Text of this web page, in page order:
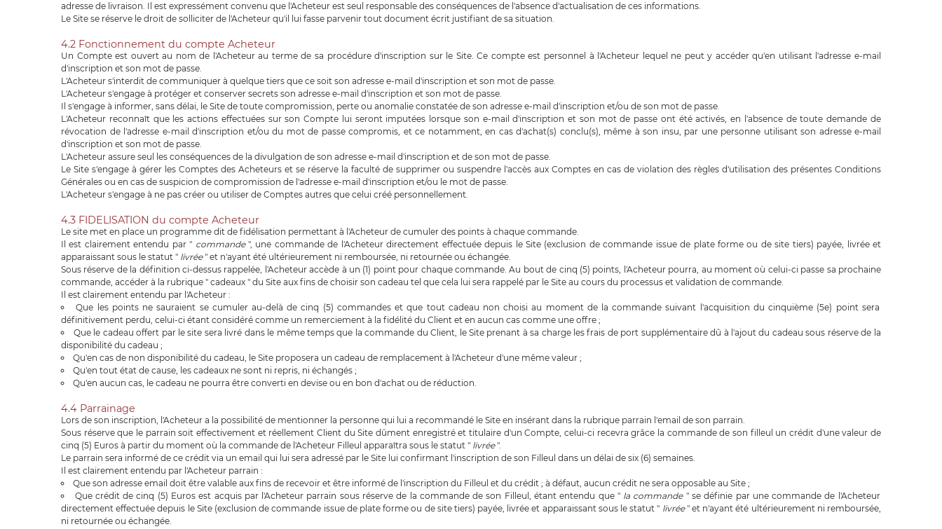
adresse de livraison. Il est expressément convenu que l'Acheteur est seul responsable des conséquences de l'absence d'actualisation de ces informations.
Le Site se réserve le droit de solliciter de l'Acheteur qu'il lui fasse parvenir tout document écrit justifiant de sa situation.
4.2 Fonctionnement du compte Acheteur
Un Compte est ouvert au nom de l'Acheteur au terme de sa procédure d'inscription sur le Site. Ce compte est personnel à l'Acheteur lequel ne peut y accéder qu'en utilisant l'adresse e-mail
d'inscription et son mot de passe.
L'Acheteur s'interdit de communiquer à quelque tiers que ce soit son adresse e-mail d'inscription et son mot de passe.
L'Acheteur s'engage à protéger et conserver secrets son adresse e-mail d'inscription et son mot de passe.
Il s'engage à informer, sans délai, le Site de toute compromission, perte ou anomalie constatée de son adresse e-mail d'inscription et/ou de son mot de passe.
L'Acheteur reconnaît que les actions effectuées sur son Compte lui seront imputées lorsque son e-mail d'inscription et son mot de passe ont été activés, en l'absence de toute demande de
révocation de l'adresse e-mail d'inscription et/ou du mot de passe compromis, et ce notamment, en cas d'achat(s) conclu(s), même à son insu, par une personne utilisant son adresse e-mail
d'inscription et son mot de passe.
L'Acheteur assure seul les conséquences de la divulgation de son adresse e-mail d'inscription et de son mot de passe.
Le Site s'engage à gérer les Comptes des Acheteurs et se réserve la faculté de supprimer ou suspendre l'accès aux Comptes en cas de violation des règles d'utilisation des présentes Conditions
Générales ou en cas de suspicion de compromission de l'adresse e-mail d'inscription et/ou le mot de passe.
L'Acheteur s'engage à ne pas créer ou utiliser de Comptes autres que celui créé personnellement.
4.3 FIDELISATION du compte Acheteur
Le site met en place un programme dit de fidélisation permettant à l'Acheteur de cumuler des points à chaque commande.
Il est clairement entendu par " commande", une commande de l'Acheteur directement effectuée depuis le Site (exclusion de commande issue de plate forme ou de site tiers) payée, livrée et
apparaissant sous le statut " livrée" et n'ayant été ultérieurement ni remboursée, ni retournée ou échangée.
Sous réserve de la définition ci-dessus rappelée, l'Acheteur accède à un (1) point pour chaque commande. Au bout de cinq (5) points, l'Acheteur pourra, au moment où celui-ci passe sa prochaine
commande, accéder à la rubrique " cadeaux " du Site aux fins de choisir son cadeau tel que cela lui sera rappelé par le Site au cours du processus et validation de commande.
Il est clairement entendu par l'Acheteur :
Que les points ne sauraient se cumuler au-delà de cinq (5) commandes et que tout cadeau non choisi au moment de la commande suivant l'acquisition du cinquième (5e) point sera
définitivement perdu, celui-ci étant considéré comme un remerciement à la fidélité du Client et en aucun cas comme une offre ;
Que le cadeau offert par le site sera livré dans le même temps que la commande du Client, le Site prenant à sa charge les frais de port supplémentaire dû à l'ajout du cadeau sous réserve de la
disponibilité du cadeau ;
Qu'en cas de non disponibilité du cadeau, le Site proposera un cadeau de remplacement à l'Acheteur d'une même valeur ;
Qu'en tout état de cause, les cadeaux ne sont ni repris, ni échangés ;
Qu'en aucun cas, le cadeau ne pourra être converti en devise ou en bon d'achat ou de réduction.
4.4 Parrainage
Lors de son inscription, l'Acheteur a la possibilité de mentionner la personne qui lui a recommandé le Site en insérant dans la rubrique parrain l'email de son parrain.
Sous réserve que le parrain soit effectivement et réellement Client du Site dûment enregistré et titulaire d'un Compte, celui-ci recevra grâce la commande de son filleul un crédit d'une valeur de
cinq (5) Euros à partir du moment où la commande de l'Acheteur Filleul apparaîtra sous le statut " livrée".
Le parrain sera informé de ce crédit via un email qui lui sera adressé par le Site lui confirmant l'inscription de son Filleul dans un délai de six (6) semaines.
Il est clairement entendu par l'Acheteur parrain :
Que son adresse email doit être valable aux fins de recevoir et être informé de l'inscription du Filleul et du crédit ; à défaut, aucun crédit ne sera opposable au Site ;
Que crédit de cinq (5) Euros est acquis par l'Acheteur parrain sous réserve de la commande de son Filleul, étant entendu que " la commande" se définie par une commande de l'Acheteur
directement effectuée depuis le Site (exclusion de commande issue de plate forme ou de site tiers) payée, livrée et apparaissant sous le statut " livrée" et n'ayant été ultérieurement ni remboursée,
ni retournée ou échangée.